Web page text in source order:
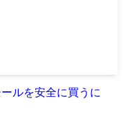
ルを安全に買うに